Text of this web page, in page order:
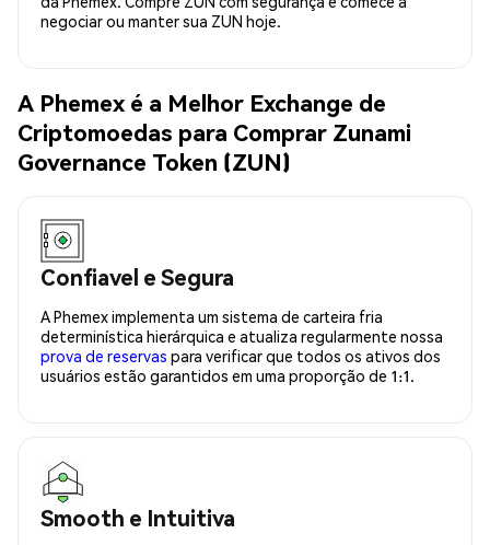
negociar ou manter sua ZUN hoje.
A Phemex é a Melhor Exchange de
Criptomoedas para Comprar Zunami
Governance Token (ZUN)
Confiavel e Segura
A Phemex implementa um sistema de carteira fria
determinística hierárquica e atualiza regularmente nossa
prova de reservas para verificar que todos os ativos dos
usuários estão garantidos em uma proporção de 1:1.
Smooth e Intuitiva